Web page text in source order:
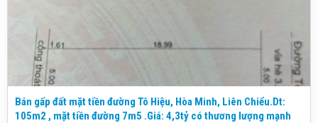
Bán gấp đất mặt tiền đường Tô Hiệu, Hòa Minh, Liên Chiểu.Dt:
105m2 , mặt tiền đường 7m5 .Giá: 4,3tỷ có thương lượng mạnh